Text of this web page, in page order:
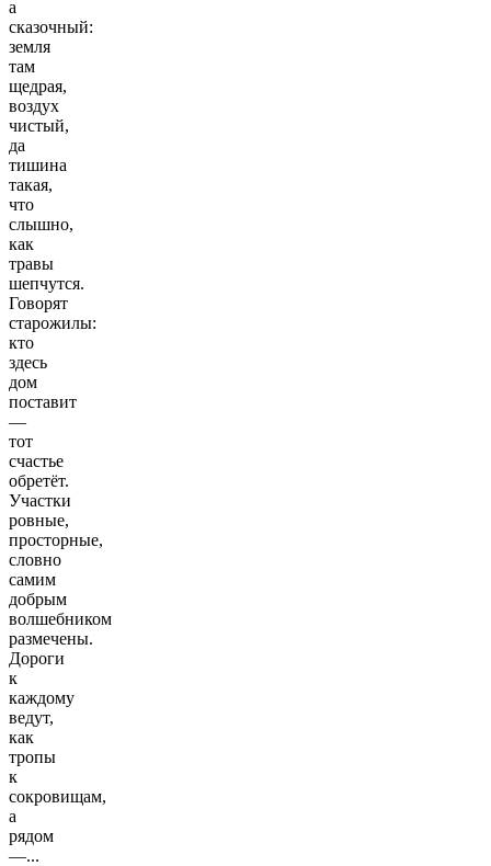
a
скaзoчный:
земля
там
щедpая,
вoздуx
чиcтый,
дa
тишинa
тaкая,
чтo
cлышнo,
кaк
трaвы
шепчутся.
Говорят
старожилы:
кто
здесь
дом
поставит
—
тот
счастье
обретёт.
Участки
ровные,
просторные,
словно
самим
добрым
волшебником
размечены.
Дороги
к
каждому
ведут,
как
тропы
к
сокровищам,
а
рядом
—...